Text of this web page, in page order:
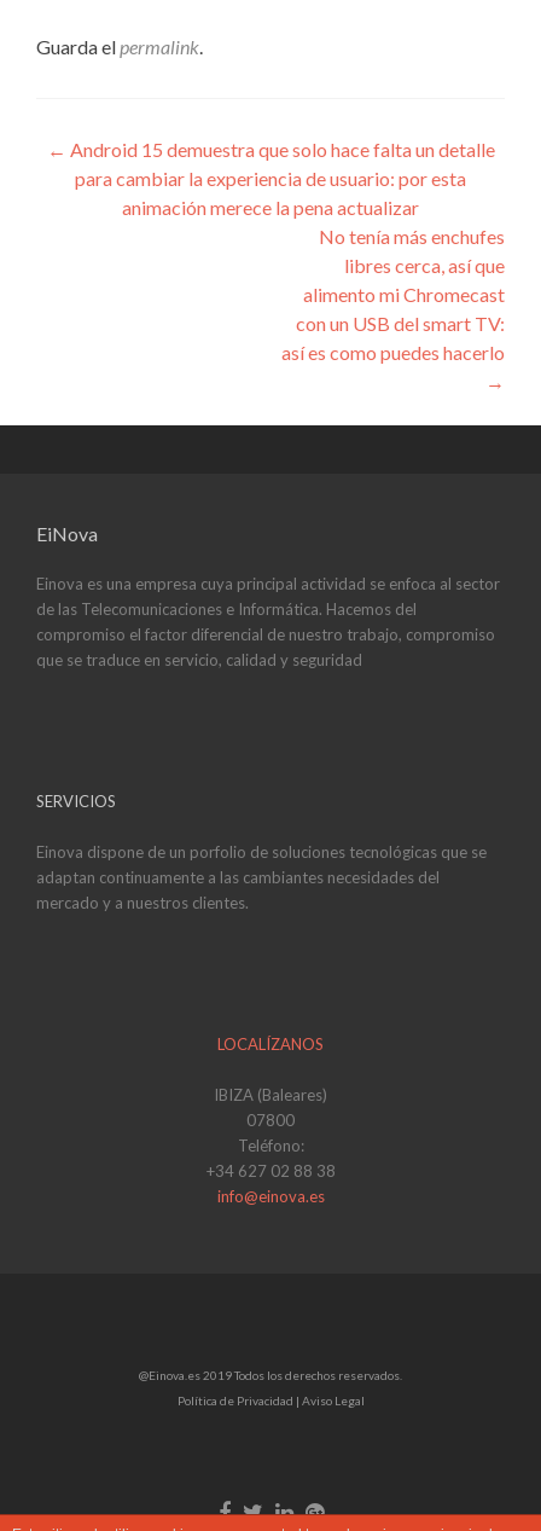
Guarda el permalink
Navegación
de
← Android 15 demuestra que solo hace falta un detalle
para cambiar la experiencia de usuario: por esta
animación merece la pena actualizar
No tenía más enchufes
libres cerca, así que
alimento mi Chromecast
con un USB del smart TV:
así es como puedes hacerlo
→
EiNova
Einova es una empresa cuya principal actividad se enfoca al sector
de las Telecomunicaciones e Informática. Hacemos del
compromiso el factor diferencial de nuestro trabajo, compromiso
que se traduce en servicio, calidad y seguridad
SERVICIOS
Einova dispone de un porfolio de soluciones tecnológicas que se
adaptan continuamente a las cambiantes necesidades del
mercado y a nuestros clientes.
LOCALÍZANOS
IBIZA (Baleares)
07800
Teléfono:
+34 627 02 88 38
info@einova.es
@Einova.es 2019 Todos los derechos reservados.
Política de Privacidad | Aviso Legal
Enlace
EnlaceEnlace